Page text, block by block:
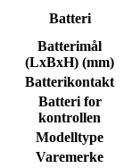
Batteri
Batterimål
(LxBxH) (mm)
Batterikontakt
Batteri for
kontrollen
Modelltype
Varemerke